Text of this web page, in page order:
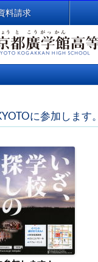
料請求
に参加します。